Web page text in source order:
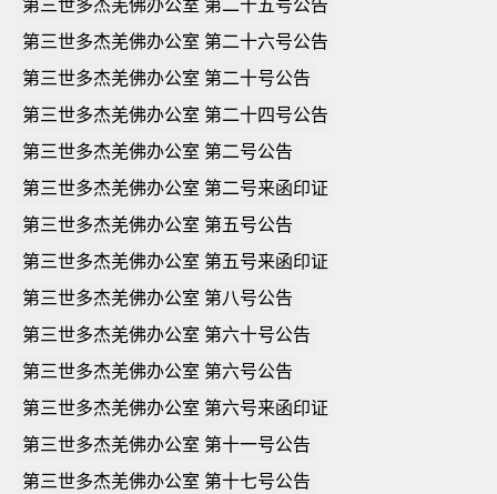
第三世多杰羌佛办公室 第二十五号公告
第三世多杰羌佛办公室 第二十六号公告
第三世多杰羌佛办公室 第二十号公告
第三世多杰羌佛办公室 第二十四号公告
第三世多杰羌佛办公室 第二号公告
第三世多杰羌佛办公室 第二号来函印证
第三世多杰羌佛办公室 第五号公告
第三世多杰羌佛办公室 第五号来函印证
第三世多杰羌佛办公室 第八号公告
第三世多杰羌佛办公室 第六十号公告
第三世多杰羌佛办公室 第六号公告
第三世多杰羌佛办公室 第六号来函印证
第三世多杰羌佛办公室 第十一号公告
第三世多杰羌佛办公室 第十七号公告